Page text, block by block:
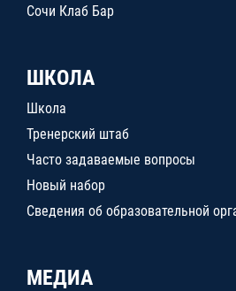
Сочи Клаб Бар
ШКОЛА
Школа
Тренерский штаб
Часто задаваемые вопросы
Новый набор
Сведения об образовательной
МЕДИА